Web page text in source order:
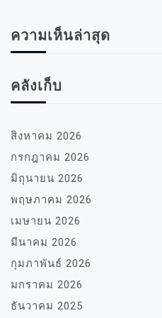
ความเห็นล่าสุด
คลังเก็บ
สิงหาคม 2026
กรกฎาคม 2026
มิถุนายน 2026
พฤษภาคม 2026
เมษายน 2026
มีนาคม 2026
กุมภาพันธ์ 2026
มกราคม 2026
ธันวาคม 2025